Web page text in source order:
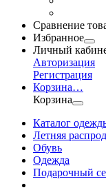
Сравнение
Избранное
Личный
Авторизация
Регистрация
Корзина…
Корзина
Каталог
Летняя
Обувь
Одежда
Подарочный